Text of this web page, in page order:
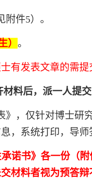
件5）。
） 。
有发表文章的需提
料后，派一人提
》，仅针对博士研
，系统打印，导师
诺书》各一份（
材料者视为预答辩